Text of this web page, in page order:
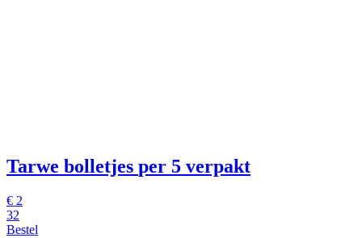
Tarwe bolletjes per 5 verpakt
€ 2
32
Bestel